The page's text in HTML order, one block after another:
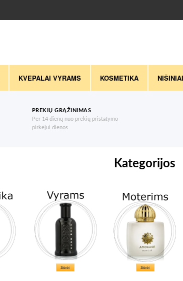
KVEPALAI VYRAMS KOSMETIKA
PREKIŲ GRĄŽINIMAS
Per 14 dienų nuo prekių pristatymo
pirkėjui dienos
Kategorijos